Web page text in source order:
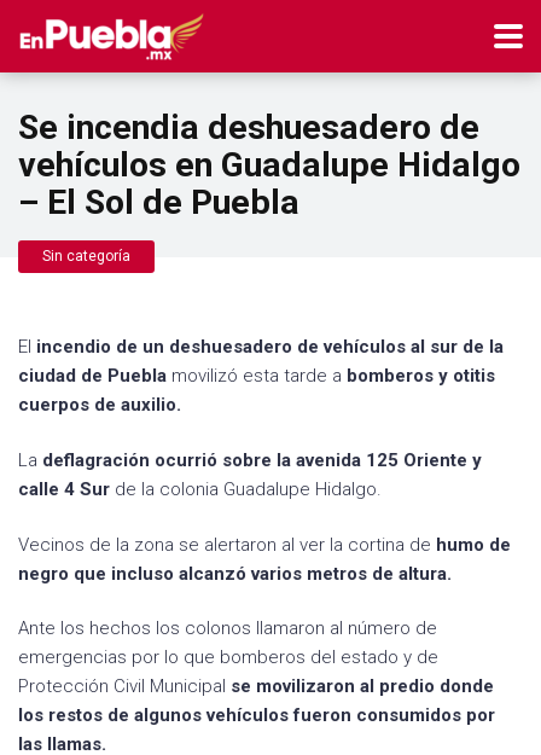
Se incendia deshuesadero de
vehículos en Guadalupe Hidalgo
– El Sol de Puebla
Sin categoría
El incendio de un deshuesadero de vehículos al sur de la
ciudad de Puebla movilizó esta tarde a bomberos y otitis
cuerpos de auxilio.
La deflagración ocurrió sobre la avenida 125 Oriente y
calle 4 Sur de la colonia Guadalupe Hidalgo.
Vecinos de la zona se alertaron al ver la cortina de humo de
negro que incluso alcanzó varios metros de altura.
Ante los hechos los colonos llamaron al número de
emergencias por lo que bomberos del estado y de
Protección Civil Municipal se movilizaron al predio donde
los restos de algunos vehículos fueron consumidos por
las llamas.